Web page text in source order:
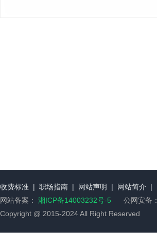
收费标准 | 职场指南 | 网站声明 | 网站简介 |
网站备案： 湘ICP备14003232号-5 公网安备：
Copyright @ 2015-2024 All Right Reserved